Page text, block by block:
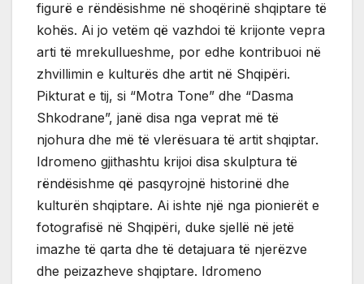
figurë e rëndësishme në shoqërinë shqiptare të
kohës. Ai jo vetëm që vazhdoi të krijonte vepra
arti të mrekullueshme, por edhe kontribuoi në
zhvillimin e kulturës dhe artit në Shqipëri.
Pikturat e tij, si “Motra Tone” dhe “Dasma
Shkodrane”, janë disa nga veprat më të
njohura dhe më të vlerësuara të artit shqiptar.
Idromeno gjithashtu krijoi disa skulptura të
rëndësishme që pasqyrojnë historinë dhe
kulturën shqiptare. Ai ishte një nga pionierët e
fotografisë në Shqipëri, duke sjellë në jetë
imazhe të qarta dhe të detajuara të njerëzve
dhe peizazheve shqiptare. Idromeno